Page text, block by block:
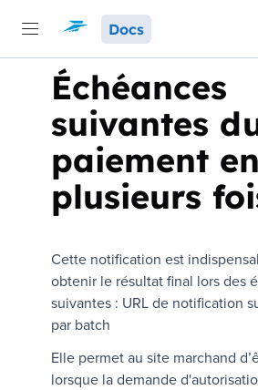
Docs
Échéances
suivantes
paiement en
plusieurs
Cette notification est
obtenir le résultat final lors des
suivantes : URL de notification
par batch
Elle permet au site marchand
lorsque la demande